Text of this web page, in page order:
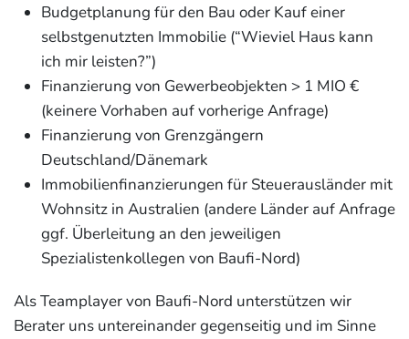
Budgetplanung für den Bau oder Kauf einer
selbstgenutzten Immobilie (“Wieviel Haus kann
ich mir leisten?”)
Finanzierung von Gewerbeobjekten > 1 MIO €
(keinere Vorhaben auf vorherige Anfrage)
Finanzierung von Grenzgängern
Deutschland/Dänemark
Immobilienfinanzierungen für Steuerausländer mit
Wohnsitz in Australien (andere Länder auf Anfrage
ggf. Überleitung an den jeweiligen
Spezialistenkollegen von Baufi-Nord)
Als Teamplayer von Baufi-Nord unterstützen wir
Berater uns untereinander gegenseitig und im Sinne